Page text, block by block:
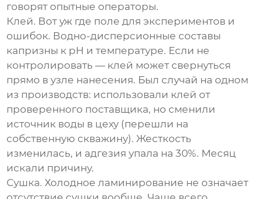
говорят опытные операторы.
Клей. Вот уж где поле для экспериментов и
ошибок. Водно-дисперсионные составы
капризны к pH и температуре. Если не
контролировать — клей может свернуться
прямо в узле нанесения. Был случай на одном
из производств: использовали клей от
проверенного поставщика, но сменили
источник воды в цеху (перешли на
собственную скважину). Жесткость
изменилась, и адгезия упала на 30%. Месяц
искали причину.
Сушка. Холодное ламинирование не означает